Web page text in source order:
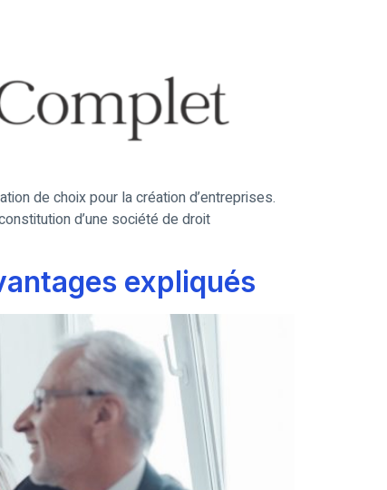
de choix pour la création d’entreprises.
d’une société de droit
expliqués